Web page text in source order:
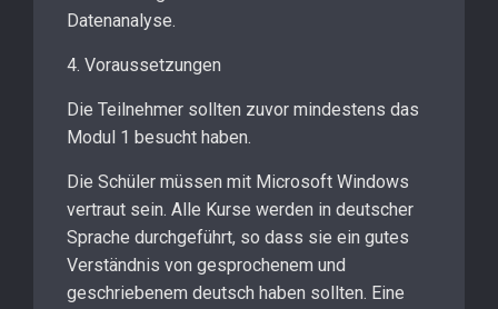
Datenanalyse.
4. Voraussetzungen
Die Teilnehmer sollten zuvor mindestens das
Modul 1 besucht haben.
Die Schüler müssen mit Microsoft Windows
vertraut sein. Alle Kurse werden in deutscher
Sprache durchgeführt, so dass sie ein gutes
Verständnis von gesprochenem und
geschriebenem deutsch haben sollten. Eine